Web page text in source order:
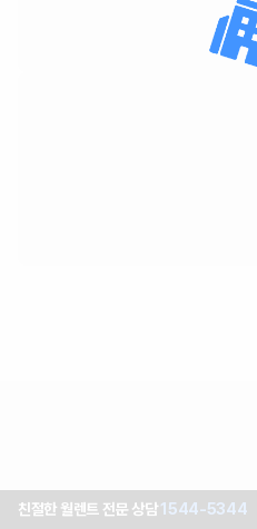
친절한 월렌트 전문 상담1544-5344